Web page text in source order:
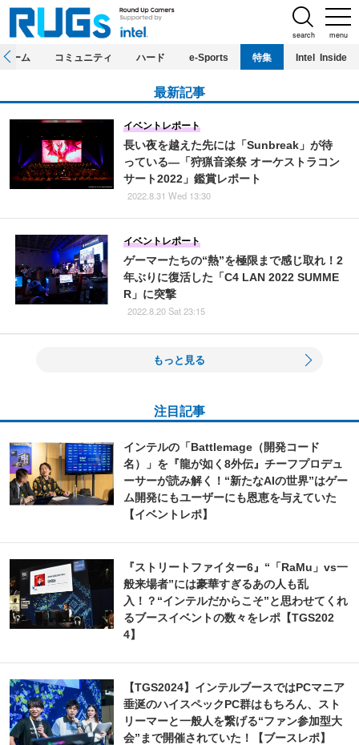
menu
search
ホーム コミュニティ ハード e-Sports 特集 Intel Inside
最新記事
長い夜を越えた先には「Sunbreak」が待
っている―「狩猟音楽祭 オーケストラコン
サート2022」鑑賞レポート
イベントレポート
2022.8.31 Wed 13:30
ゲーマーたちの“熱”を極限まで感じ取れ！2
年ぶりに復活した「C4 LAN 2022 SUMME
R」に突撃
イベントレポート
2022.8.20 Sat 23:15
もっと見る
注目記事
インテルの「Battlemage（開発コード
名）」を『龍が如く8外伝』チーフプロデュ
ーサーが読み解く！“新たなAIの世界”はゲー
ム開発にもユーザーにも恩恵を与えていた
【イベントレポ】
『ストリートファイター6』“「RaMu」vs一
般来場者”には豪華すぎるあの人も乱
入！？“インテルだからこそ”と思わせてくれ
るブースイベントの数々をレポ【TGS202
4】
【TGS2024】インテルブースではPCマニア
垂涎のハイスペックPC群はもちろん、スト
リーマーと一般人を繋げる“ファン参加型大
会”まで開催されていた！【ブースレポ】